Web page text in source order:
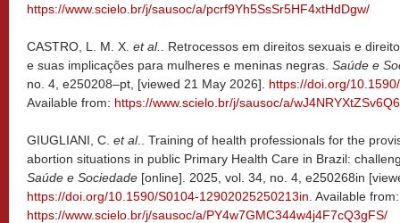
https://www.scielo.br/j/sausoc/a/pcrf9Yh5SsSr5HF4xtHdDgw/
CASTRO, L. M. X. et al.
. Retrocessos em direitos sexuais e
e suas implicações para mulheres e meninas negras. Saúde e
no. 4, e250208–pt, [viewed 21 May 2026]. https://doi.org/
Available from: https://www.scielo.br/j/sausoc/a/
GIUGLIANI, C. et al.. Training of health professionals for the
abortion situations in public Primary Health Care in Brazil:
Saúde e Sociedade [online]. 2025, vol. 34, no. 4, e250268in
https://doi.org/10.1590/S0104-12902025250213in . Available from:
https://www.scielo.br/j/sausoc/a/PY4w7GMC344w4j4F7cQ3gFS/